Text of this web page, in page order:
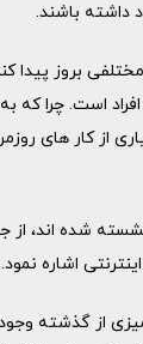
داشته باشند.
بروز پیدا
است. چرا که
از کار های
شده اند، از
اشاره نمود.
از گذشته وجود